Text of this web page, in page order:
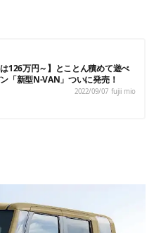
は126万円～】とことん積めて遊べ
「新型N-VAN」ついに発売！
2022/09/07 fujii mio